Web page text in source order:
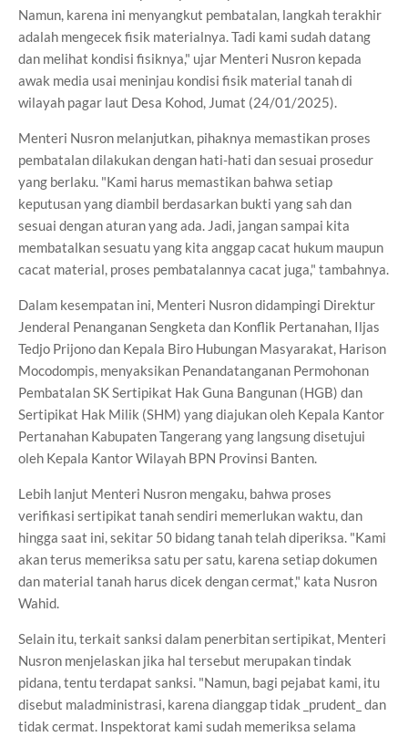
Namun, karena ini menyangkut pembatalan, langkah terakhir
adalah mengecek fisik materialnya. Tadi kami sudah datang
dan melihat kondisi fisiknya," ujar Menteri Nusron kepada
awak media usai meninjau kondisi fisik material tanah di
wilayah pagar laut Desa Kohod, Jumat (24/01/2025).
Menteri Nusron melanjutkan, pihaknya memastikan proses
pembatalan dilakukan dengan hati-hati dan sesuai prosedur
yang berlaku. "Kami harus memastikan bahwa setiap
keputusan yang diambil berdasarkan bukti yang sah dan
sesuai dengan aturan yang ada. Jadi, jangan sampai kita
membatalkan sesuatu yang kita anggap cacat hukum maupun
cacat material, proses pembatalannya cacat juga," tambahnya.
Dalam kesempatan ini, Menteri Nusron didampingi Direktur
Jenderal Penanganan Sengketa dan Konflik Pertanahan, Iljas
Tedjo Prijono dan Kepala Biro Hubungan Masyarakat, Harison
Mocodompis, menyaksikan Penandatanganan Permohonan
Pembatalan SK Sertipikat Hak Guna Bangunan (HGB) dan
Sertipikat Hak Milik (SHM) yang diajukan oleh Kepala Kantor
Pertanahan Kabupaten Tangerang yang langsung disetujui
oleh Kepala Kantor Wilayah BPN Provinsi Banten.
Lebih lanjut Menteri Nusron mengaku, bahwa proses
verifikasi sertipikat tanah sendiri memerlukan waktu, dan
hingga saat ini, sekitar 50 bidang tanah telah diperiksa. "Kami
akan terus memeriksa satu per satu, karena setiap dokumen
dan material tanah harus dicek dengan cermat," kata Nusron
Wahid.
Selain itu, terkait sanksi dalam penerbitan sertipikat, Menteri
Nusron menjelaskan jika hal tersebut merupakan tindak
pidana, tentu terdapat sanksi. "Namun, bagi pejabat kami, itu
disebut maladministrasi, karena dianggap tidak _prudent_ dan
tidak cermat. Inspektorat kami sudah memeriksa selama